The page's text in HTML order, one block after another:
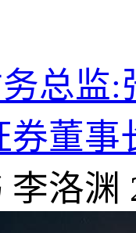
总监:
券董事
李洛渊